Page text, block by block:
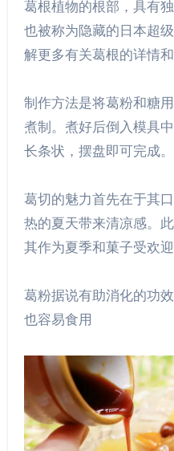
葛根植物的根部，具有
也被称为隐藏的日本超
解更多有关葛根的详情和
制作方法是将葛粉和糖
煮制。煮好后倒入模具
长条状，摆盘即可完成。
葛切的魅力首先在于其
热的夏天带来清凉感。
其作为夏季和菓子受欢迎
葛粉据说有助消化的功
也容易食用